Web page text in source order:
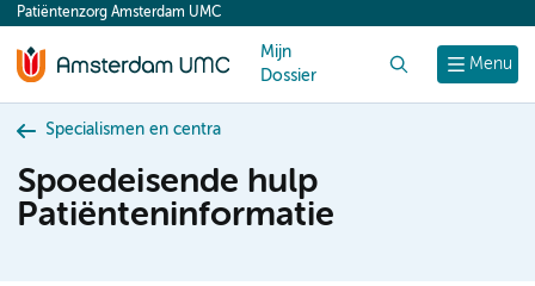
content
Menu
Patiëntenzorg Amsterdam UMC
Mijn
Dossier
Specialismen en centra
Spoedeisende hulp
Patiënteninformatie